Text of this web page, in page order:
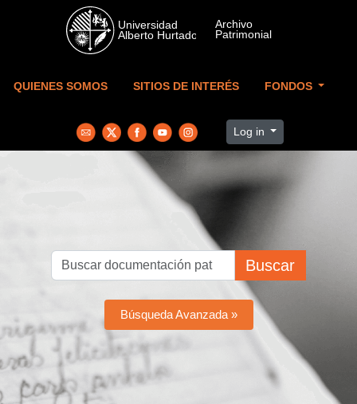
Skip to main content
QUIENES SOMOS SITIOS DE INTERÉS FONDOS
Log in
Buscar
Búsqueda Avanzada »